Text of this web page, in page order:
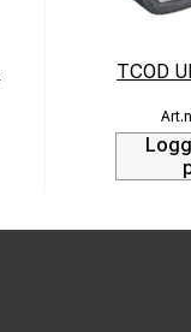
TCOD